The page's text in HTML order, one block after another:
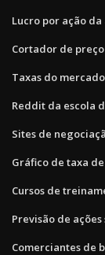
Lucro por ação
Cortador de
Taxas do
Reddit da escola
Sites de
Gráfico de taxa
Cursos de
Previsão de ações
Comerciantes de